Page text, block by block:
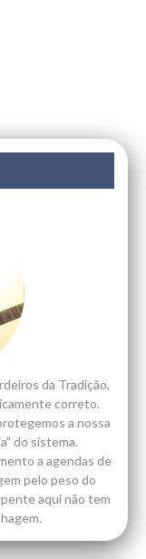
da Tradição,
correto.
a nossa
do sistema.
a agendas de
pelo peso do
aqui não tem